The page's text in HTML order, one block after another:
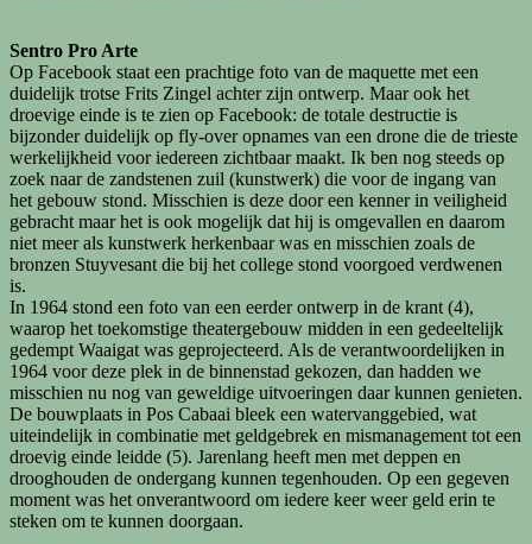
Sentro Pro Arte
Op Facebook staat een prachtige foto van de maquette met een
duidelijk trotse Frits Zingel achter zijn ontwerp. Maar ook het
droevige einde is te zien op Facebook: de totale destructie is
bijzonder duidelijk op fly-over opnames van een drone die de trieste
werkelijkheid voor iedereen zichtbaar maakt. Ik ben nog steeds op
zoek naar de zandstenen zuil (kunstwerk) die voor de ingang van
het gebouw stond. Misschien is deze door een kenner in veiligheid
gebracht maar het is ook mogelijk dat hij is omgevallen en daarom
niet meer als kunstwerk herkenbaar was en misschien zoals de
bronzen Stuyvesant die bij het college stond voorgoed verdwenen
is.
In 1964 stond een foto van een eerder ontwerp in de krant (4),
waarop het toekomstige theatergebouw midden in een gedeeltelijk
gedempt Waaigat was geprojecteerd. Als de verantwoordelijken in
1964 voor deze plek in de binnenstad gekozen, dan hadden we
misschien nu nog van geweldige uitvoeringen daar kunnen genieten.
De bouwplaats in Pos Cabaai bleek een watervanggebied, wat
uiteindelijk in combinatie met geldgebrek en mismanagement tot een
droevig einde leidde (5). Jarenlang heeft men met deppen en
drooghouden de ondergang kunnen tegenhouden. Op een gegeven
moment was het onverantwoord om iedere keer weer geld erin te
steken om te kunnen doorgaan.